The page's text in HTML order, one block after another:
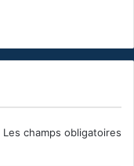
Les champs obligatoires